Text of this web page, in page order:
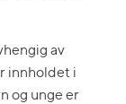
av
innholdet i
og unge er